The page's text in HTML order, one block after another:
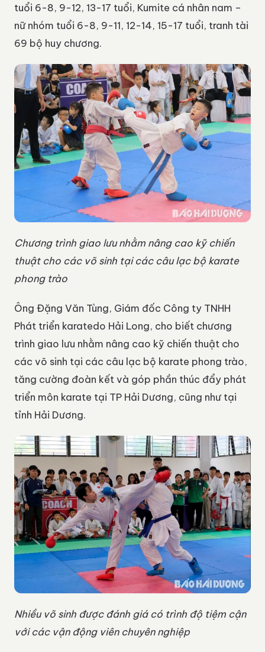
tuổi 6-8, 9-12, 13-17 tuổi, Kumite cá nhân nam –
nữ nhóm tuổi 6-8, 9-11, 12-14, 15-17 tuổi, tranh tài
69 bộ huy chương.
Chương trình giao lưu nhằm nâng cao kỹ chiến
thuật cho các võ sinh tại các câu lạc bộ karate
phong trào
Ông Đặng Văn Tùng, Giám đốc Công ty TNHH
Phát triển karatedo Hải Long, cho biết chương
trình giao lưu nhằm nâng cao kỹ chiến thuật cho
các võ sinh tại các câu lạc bộ karate phong trào,
tăng cường đoàn kết và góp phần thúc đẩy phát
triển môn karate tại TP Hải Dương, cũng như tại
tỉnh Hải Dương.
Nhiều võ sinh được đánh giá có trình độ tiệm cận
với các vận động viên chuyên nghiệp